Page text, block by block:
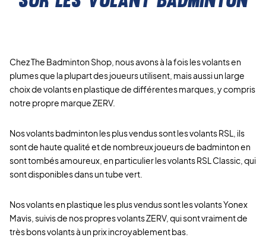
Chez The Badminton Shop, nous avons à la fois les volants en
plumes que la plupart des joueurs utilisent, mais aussi un large
choix de volants en plastique de différentes marques, y compris
notre propre marque ZERV.
Nos volants badminton les plus vendus sont les volants RSL, ils
sont de haute qualité et de nombreux joueurs de badminton en
sont tombés amoureux, en particulier les volants RSL Classic, qui
sont disponibles dans un tube vert.
Nos volants en plastique les plus vendus sont les volants Yonex
Mavis, suivis de nos propres volants ZERV, qui sont vraiment de
très bons volants à un prix incroyablement bas.